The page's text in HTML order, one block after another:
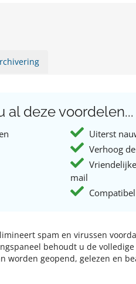
al deze voordelen...
Uiterst
Verhoog
mail
spam en virussen
behoudt u de
geopend, gelezen en